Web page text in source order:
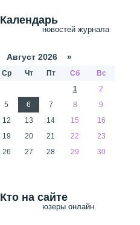
сложного рецепта.
Календарь
новостей журнала
Август 2026 »
Ср Чт Пт Сб
Вс
1
2
5 6 7 8
9
12 13 14 15
16
19 20 21 22
23
26 27 28 29
30
Кто на сайте
юзеры онлайн